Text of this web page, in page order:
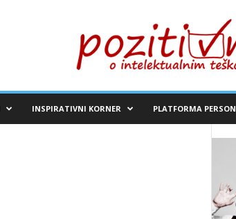
INSPIRATIVNI KORNER PLATFORMA PERSON